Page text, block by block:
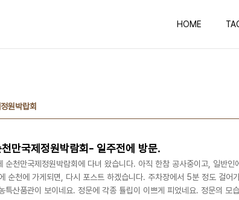
HOME
원박랍회
만국제정원박람회- 일주전에 방문.
순천만국제정원박람회에 다녀 왔습니다. 아직 한참 공사중이고, 일반인
순천에 가게되면, 다시 포스트 하겠습니다. 주차장에서 5분 정도 걸어
특산품관이 보이네요. 정문에 각종 튤립이 이쁘게 피었네요. 정문의 모